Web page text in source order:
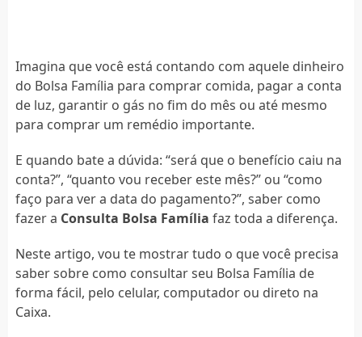
Imagina que você está contando com aquele dinheiro
do Bolsa Família para comprar comida, pagar a conta
de luz, garantir o gás no fim do mês ou até mesmo
para comprar um remédio importante.
E quando bate a dúvida: “será que o benefício caiu na
conta?”, “quanto vou receber este mês?” ou “como
faço para ver a data do pagamento?”, saber como
fazer a Consulta Bolsa Família faz toda a diferença.
Neste artigo, vou te mostrar tudo o que você precisa
saber sobre como consultar seu Bolsa Família de
forma fácil, pelo celular, computador ou direto na
Caixa.